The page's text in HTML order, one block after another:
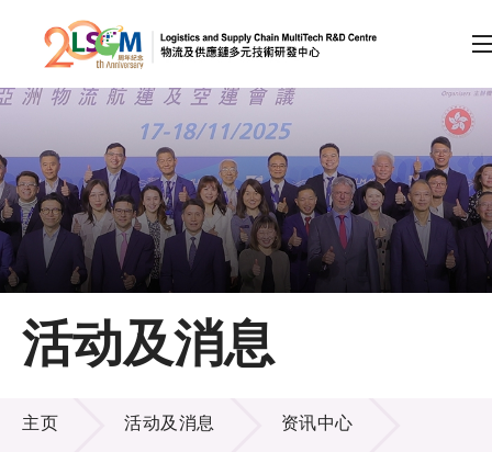
跳到内容（按回车键）
会员登录
A A EN 繁 简
主页
关于LSCM
技术商品化
活动及消息
活动及消息
主页 活动及消息 资讯中心